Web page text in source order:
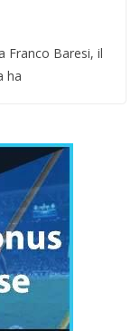
Franco Baresi, il
ha